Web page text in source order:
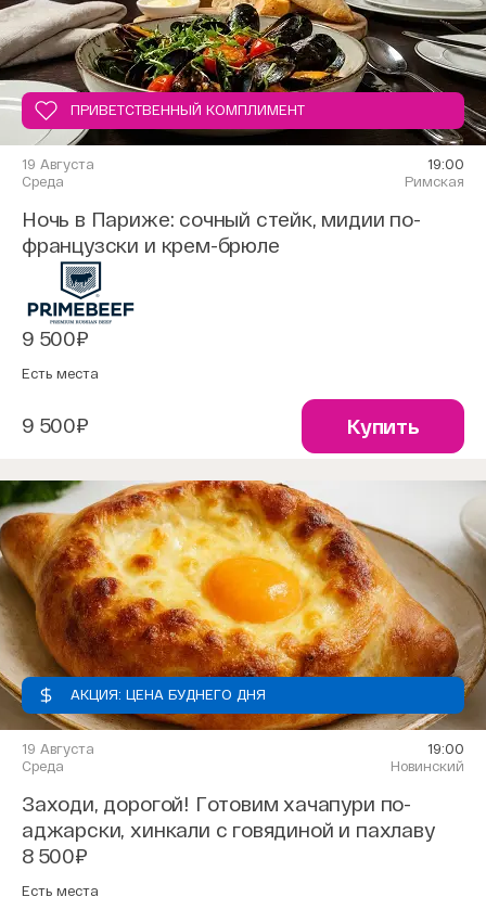
ПРИВЕТСТВЕННЫЙ КОМПЛИМЕНТ
19 Августа
Среда
19:00
Римская
Ночь в Париже: сочный стейк, мидии по-
французски и крем-брюле
9 500₽
Есть места
9 500₽ Купить
АКЦИЯ: ЦЕНА БУДНЕГО ДНЯ
19 Августа
Среда
19:00
Новинский
Заходи, дорогой! Готовим хачапури по-
аджарски, хинкали с говядиной и пахлаву
8 500₽
Есть места